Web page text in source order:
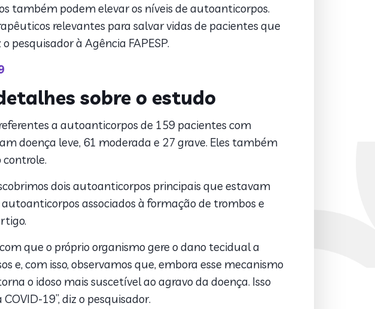
também podem elevar os níveis de autoanticorpos.
relevantes para salvar vidas de pacientes que
pesquisador à Agência FAPESP.
sobre o estudo
a autoanticorpos de 159 pacientes com
doença leve, 61 moderada e 27 grave. Eles também
dois autoanticorpos principais que estavam
associados à formação de trombos e
que o próprio organismo gere o dano tecidual a
e, com isso, observamos que, embora esse mecanismo
o idoso mais suscetível ao agravo da doença. Isso
19”, diz o pesquisador.